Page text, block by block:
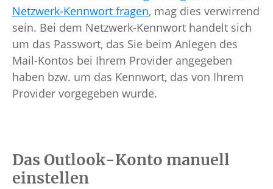
Netzwerk-Kennwort fragen, mag dies verwirrend
sein. Bei dem Netzwerk-Kennwort handelt sich
um das Passwort, das Sie beim Anlegen des
Mail-Kontos bei Ihrem Provider angegeben
haben bzw. um das Kennwort, das von Ihrem
Provider vorgegeben wurde.
Das Outlook-Konto manuell
einstellen